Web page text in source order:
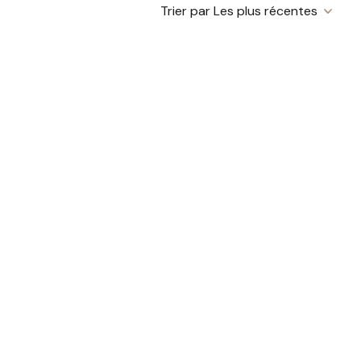
Trier par Les plus récentes